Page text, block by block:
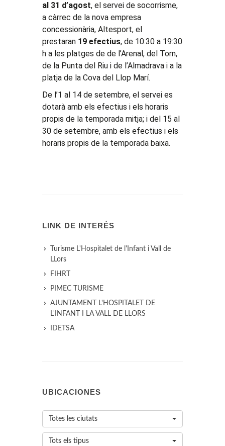
al 31 d’agost, el servei de socorrisme,
a càrrec de la nova empresa
concessionària, Altesport, el
prestaran 19 efectius, de 10:30 a 19:30
h a les platges de de l’Arenal, del Torn,
de la Punta del Riu i de l’Almadrava i a la
platja de la Cova del Llop Marí.
De l’1 al 14 de setembre, el servei es
dotarà amb els efectius i els horaris
propis de la temporada mitja; i del 15 al
30 de setembre, amb els efectius i els
horaris propis de la temporada baixa.
LINK DE INTERÉS
Turisme L'Hospitalet de l'Infant i Vall de
LLors
FIHRT
PIMEC TURISME
AJUNTAMENT L'HOSPITALET DE
L'INFANT I LA VALL DE LLORS
IDETSA
UBICACIONES
Totes les ciutats
Tots els tipus